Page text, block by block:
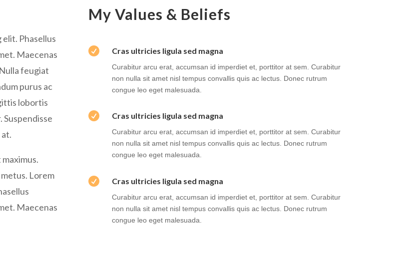
Phasellus
Maecenas
feugiat
purus ac
lobortis
Lorem
Maecenas
My Values & Beliefs
 Cras ultricies ligula sed magna
Curabitur arcu erat, accumsan id imperdiet et, porttitor at sem. Curabitur
non nulla sit amet nisl tempus convallis quis ac lectus. Donec rutrum
congue leo eget malesuada.
 Cras ultricies ligula sed magna
Curabitur arcu erat, accumsan id imperdiet et, porttitor at sem. Curabitur
non nulla sit amet nisl tempus convallis quis ac lectus. Donec rutrum
congue leo eget malesuada.
 Cras ultricies ligula sed magna
Curabitur arcu erat, accumsan id imperdiet et, porttitor at sem. Curabitur
non nulla sit amet nisl tempus convallis quis ac lectus. Donec rutrum
congue leo eget malesuada.